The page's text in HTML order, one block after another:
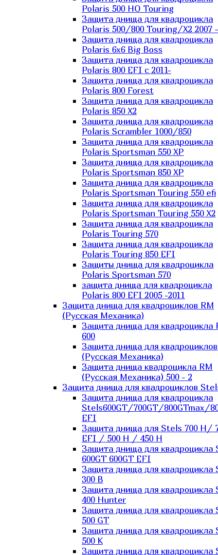
Polaris 500 HO Touring
Защита днища для квадроцикла
Polaris 500/800 Touring/X2 2007 -
Защита днища для квадроцикла
Polaris 6х6 Big Boss
Защита днища для квадроцикла
Polaris 800 EFI с 2011-
Защита днища для квадроцикла
Polaris 800 Forest
Защита днища для квадроцикла
Polaris 850 X2
Защита днища для квадроцикла
Polaris Scrambler 1000/850
Защита днища для квадроцикла
Polaris Sportsman 550 XP
Защита днища для квадроцикла
Polaris Sportsman 850 XP
Защита днища для квадроцикла
Polaris Sportsman Touring 550 efi
Защита днища для квадроцикла
Polaris Sportsman Touring 550 X2
Защита днища для квадроцикла
Polaris Touring 570
Защита днища для квадроцикла
Polaris Touring 850 EFI
Защиты днища для квадроцикла
Polaris Sportsman 570
защита днища для квадроцикла
Polaris 800 EFI 2005 -2011
Защита днища для квадроциклов RM
(Русская Механика)
Защита днища для квадроцикла
600
Защита днища для
(Русская Механика)
Защита днища квадроцикла RM
(Русская Механика) 500 - 2
Защита днища для квадроциклов
Защита днища для квадроцикла
Stels600GT/700GT/800GTmax/
EFI
Защита днища для Stels 700 H/
EFI / 500 H / 450 H
Защита днища для квадроцикла
600GT 600GT EFI
Защита днища для квадроцикла
300 B
Защита днища для квадроцикла
400 Hunter
Защита днища для квадроцикла
500 GT
Защита днища для квадроцикла
500 K
Защита днища для квадроцикла